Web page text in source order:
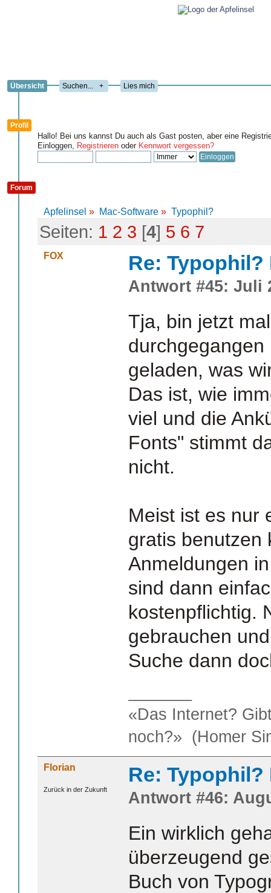
Übersicht + Lies mich
Profil
Hallo! Bei uns kannst Du auch als Gast posten, aber eine
Einloggen, Registrieren oder Kennwort vergessen?
Forum
Apfelinsel » Mac-Software » Typophil?
Seiten: 1 2 3 [4] 5 6 7
FOX Re:
Antwort #45: Juli
Tja, bin jetzt
geladen, was
Das ist, wie
viel und die
Fonts" stimmt
nicht.
Meist ist es nur
gratis benutzen
Anmeldungen
sind dann
kostenpflichtig.
gebrauchen
Suche dann
«Das Internet?
noch?» (Homer
Florian
Zurück in der Zukunft
Re:
Antwort #46:
Ein wirklich
überzeugend
Buch von